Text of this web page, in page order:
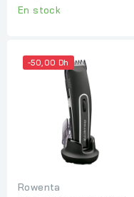
En stock
-50,00 Dh
Rowenta